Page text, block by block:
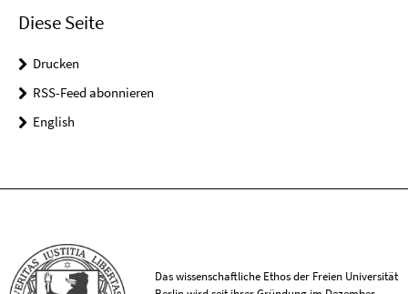
Diese Seite
Drucken
RSS-Feed abonnieren
English
Das wissenschaftliche Ethos der Freien Universität